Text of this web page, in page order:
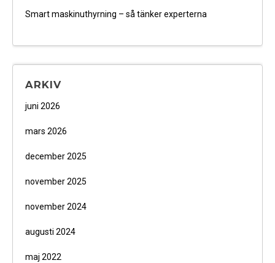
Smart maskinuthyrning – så tänker experterna
ARKIV
juni 2026
mars 2026
december 2025
november 2025
november 2024
augusti 2024
maj 2022